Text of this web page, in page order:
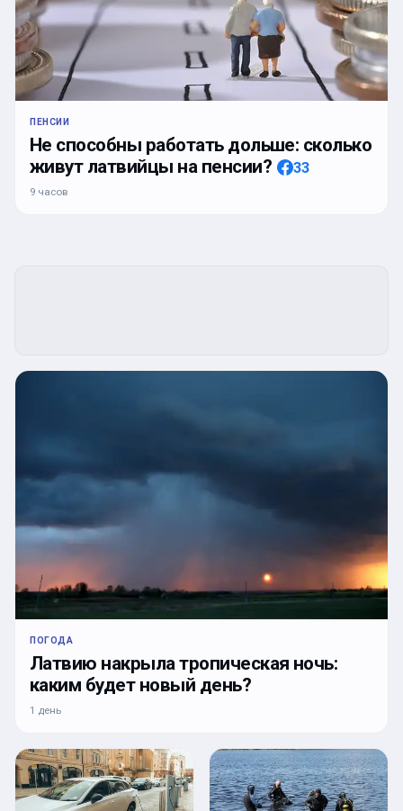
ПЕНСИИ
Не способны работать дольше: сколько
живут латвийцы на пенсии?
33
9 часов
ПОГОДА
Латвию накрыла тропическая ночь:
каким будет новый день?
1 день